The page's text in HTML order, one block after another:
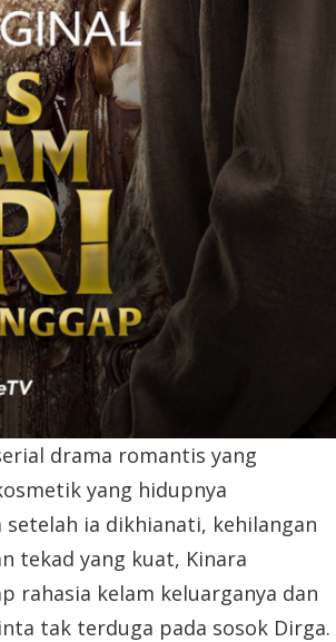
drama romantis yang
yang hidupnya
ia dikhianati, kehilangan
tekad yang kuat, Kinara
rahasia kelam keluarganya dan
tak terduga pada sosok Dirga.